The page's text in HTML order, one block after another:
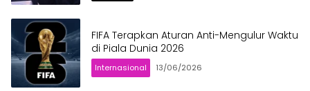
FIFA Terapkan Aturan Anti-Mengulur Waktu
di Piala Dunia 2026
Internasional 13/06/2026